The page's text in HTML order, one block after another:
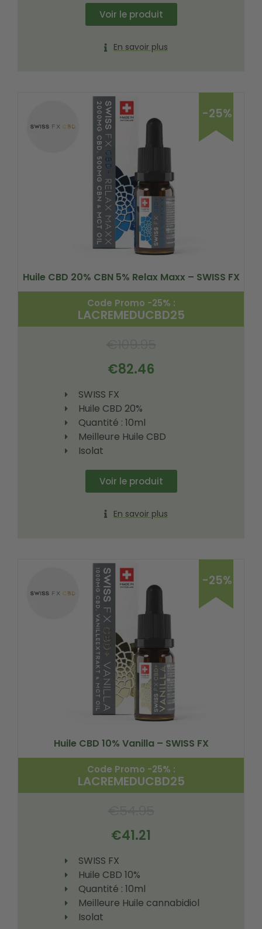
Voir le produit
En savoir plus
-25%
Huile CBD 20% CBN 5% Relax Maxx – SWISS FX
Code Promo -25% :
LACREMEDUCBD25
€82.46
SWISS FX
Huile CBD 20%
Quantité : 10ml
Meilleure Huile CBD
Isolat
Voir le produit
En savoir plus
-25%
Huile CBD 10% Vanilla – SWISS FX
Code Promo -25% :
LACREMEDUCBD25
€41.21
SWISS FX
Huile CBD 10%
Quantité : 10ml
Meilleure Huile cannabidiol
Isolat